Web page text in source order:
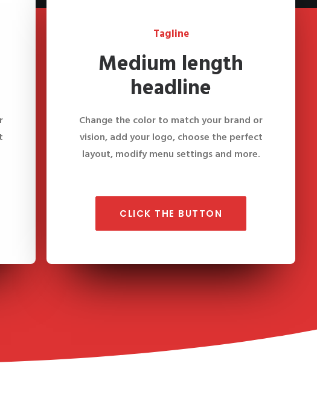
Tagline
Medium length
headline
Change the color to match your brand or
vision, add your logo, choose the perfect
layout, modify menu settings and more.
CLICK THE BUTTON